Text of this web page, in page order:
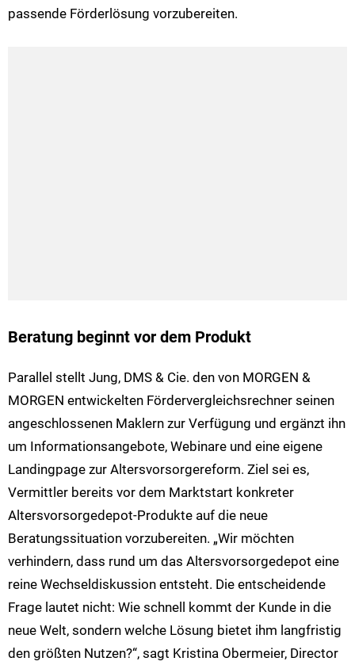
passende Förderlösung vorzubereiten.
Beratung beginnt vor dem Produkt
Parallel stellt Jung, DMS & Cie. den von MORGEN &
MORGEN entwickelten Fördervergleichsrechner seinen
angeschlossenen Maklern zur Verfügung und ergänzt ihn
um Informationsangebote, Webinare und eine eigene
Landingpage zur Altersvorsorgereform. Ziel sei es,
Vermittler bereits vor dem Marktstart konkreter
Altersvorsorgedepot-Produkte auf die neue
Beratungssituation vorzubereiten. „Wir möchten
verhindern, dass rund um das Altersvorsorgedepot eine
reine Wechseldiskussion entsteht. Die entscheidende
Frage lautet nicht: Wie schnell kommt der Kunde in die
neue Welt, sondern welche Lösung bietet ihm langfristig
den größten Nutzen?“, sagt Kristina Obermeier, Director